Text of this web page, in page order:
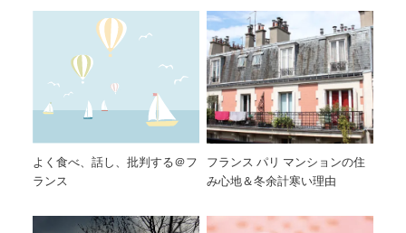
よく食べ、話し、批判する＠フ
ランス
フランス パリ マンションの住
み心地＆冬余計寒い理由